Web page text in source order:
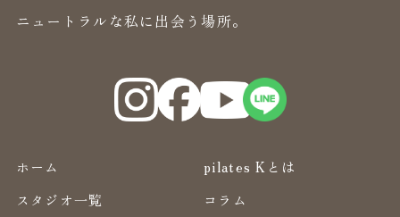
ニュートラルな私に出会う場所。
ホーム
pilates Kとは
スタジオ一覧
コラム